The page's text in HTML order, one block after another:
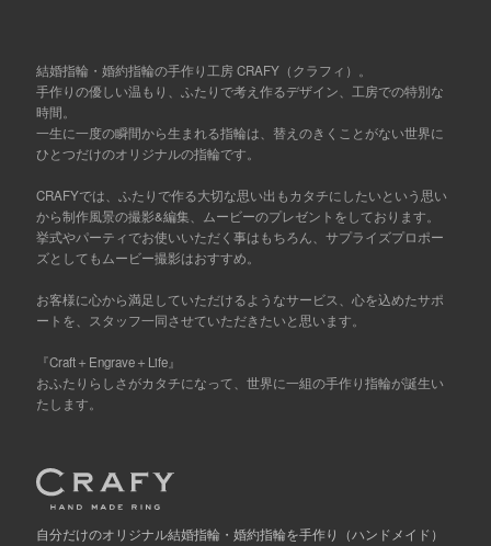
結婚指輪・婚約指輪の手作り工房 CRAFY（クラフィ）。
手作りの優しい温もり、ふたりで考え作るデザイン、工房での特別な
時間。
一生に一度の瞬間から生まれる指輪は、替えのきくことがない世界に
ひとつだけのオリジナルの指輪です。
CRAFYでは、ふたりで作る大切な思い出もカタチにしたいという思い
から制作風景の撮影&編集、ムービーのプレゼントをしております。
挙式やパーティでお使いいただく事はもちろん、サプライズプロポー
ズとしてもムービー撮影はおすすめ。
お客様に心から満足していただけるようなサービス、心を込めたサポ
ートを、スタッフ一同させていただきたいと思います。
『Craft＋Engrave＋Life』
おふたりらしさがカタチになって、世界に一組の手作り指輪が誕生い
たします。
自分だけのオリジナル結婚指輪・婚約指輪を手作り （ハンドメイド）